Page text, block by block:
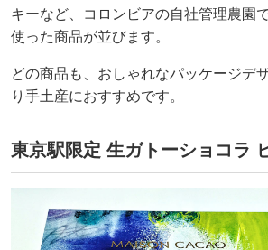
キーなど、コロンビアの自社管理農園
使った商品が並びます。
どの商品も、おしゃれなパッケージデ
り手土産におすすめです。
東京駅限定 生ガトーショコラ